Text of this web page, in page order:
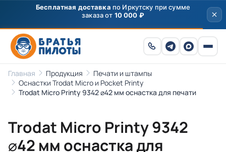
Бесплатная доставка по Иркутску при сумме
заказа от 10 000 ₽
Главная Продукция
Печати и штампы
Оснастки Trodat Micro и Pocket Printy
Trodat Micro Printy 9342 ⌀42 мм оснастка для печати
Trodat Micro Printy 9342
⌀42 мм оснастка для